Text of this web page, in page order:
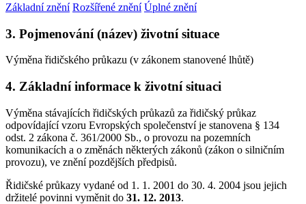
Základní znění Rozšířené znění Úplné znění
3. Pojmenování (název) životní situace
Výměna řidičského průkazu (v zákonem stanovené lhůtě)
4. Základní informace k životní situaci
Výměna stávajících řidičských průkazů za řidičský průkaz
odpovídající vzoru Evropských společenství je stanovena § 134
odst. 2 zákona č. 361/2000 Sb., o provozu na pozemních
komunikacích a o změnách některých zákonů (zákon o silničním
provozu), ve znění pozdějších předpisů.
Řidičské průkazy vydané od 1. 1. 2001 do 30. 4. 2004 jsou jejich
držitelé povinni vyměnit do 31. 12. 2013.